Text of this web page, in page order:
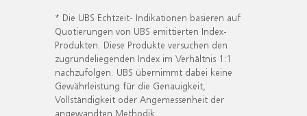
* Die UBS Echtzeit- Indikationen basieren auf
Quotierungen von UBS emittierten Index-
Produkten. Diese Produkte versuchen den
zugrundeliegenden Index im Verhältnis 1:1
nachzufolgen. UBS übernimmt dabei keine
Gewährleistung für die Genauigkeit,
Vollständigkeit oder Angemessenheit der
angewandten Methodik.